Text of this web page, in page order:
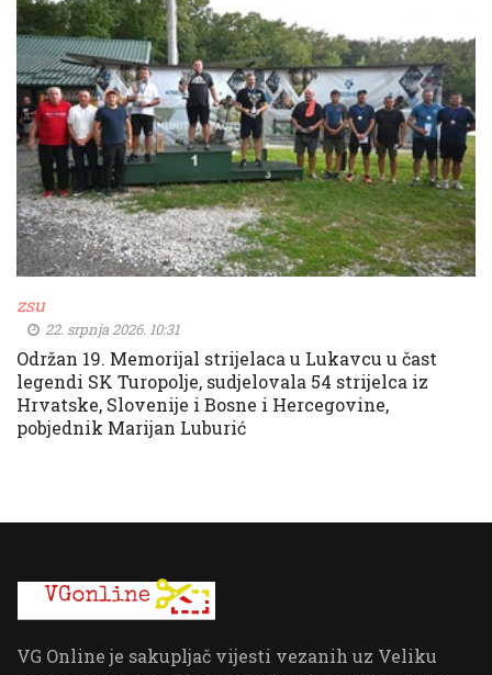
zsu
22. srpnja 2026. 10:31
Održan 19. Memorijal strijelaca u Lukavcu u čast
legendi SK Turopolje, sudjelovala 54 strijelca iz
Hrvatske, Slovenije i Bosne i Hercegovine,
pobjednik Marijan Luburić
VG Online je sakupljač vijesti vezanih uz Veliku